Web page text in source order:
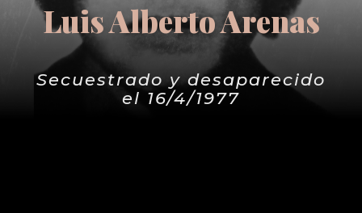
Luis Alberto Arenas
Secuestrado y desaparecido
el 16/4/1977